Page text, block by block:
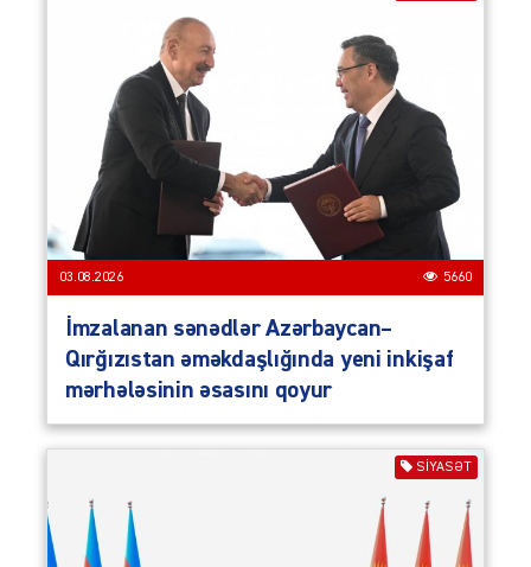
03.08.2026 5660
İmzalanan sənədlər Azərbaycan–
Qırğızıstan əməkdaşlığında yeni inkişaf
mərhələsinin əsasını qoyur
SIYASƏT